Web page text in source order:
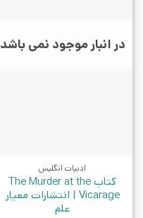
در انبار موجود نمی باشد
ادبیات انگلیس
کتاب The Murder at the
Vicarage | انتشارات معیار
علم